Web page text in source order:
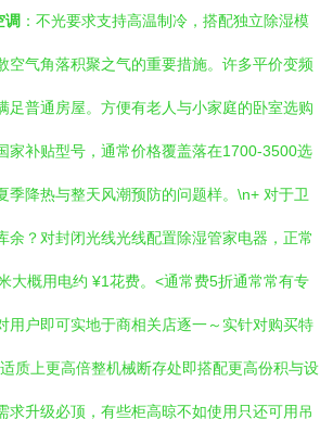
调 ：不光要求支持高温制冷，搭配独立除湿模
空气角落积聚之气的重要措施。许多平价变频
足普通房屋。方便有老人与小家庭的卧室选购
家补贴型号，通常价格覆盖落在1700-3500选
季降热与整天风潮预防的问题样。\n+ 对于卫
余？对封闭光线光线配置除湿管家电器，正常
大概用电约 ¥1花费。<通常费5折通常常有专
用户即可实地于商相关店逐一～实针对购买特
质上更高倍整机械断存处即搭配更高份积与设
求升级必顶，有些柜高晾不如使用只还可用吊